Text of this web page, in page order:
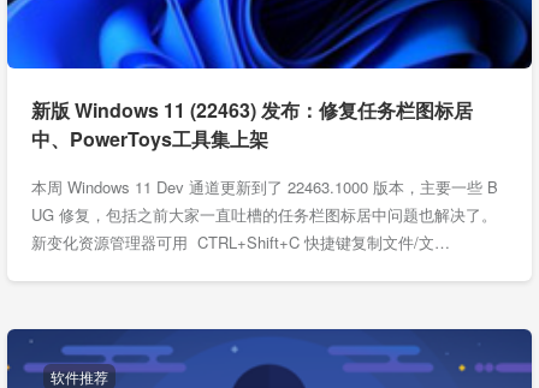
​新版 Windows 11 (22463) 发布：修复任务栏图标居
中、PowerToys工具集上架
本周 Windows 11 Dev 通道更新到了 22463.1000 版本，主要一些 B
UG 修复，包括之前大家一直吐槽的任务栏图标居中问题也解决了。
新变化资源管理器可用 CTRL+Shift+C 快捷键复制文件/文…
软件推荐